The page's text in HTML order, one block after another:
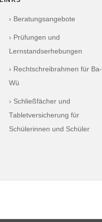
› Beratungsangebote
› Prüfungen und
Lernstandserhebungen
› Rechtschreibrahmen für Ba-
Wü
› Schließfächer und
Tabletversicherung für
Schülerinnen und Schüler